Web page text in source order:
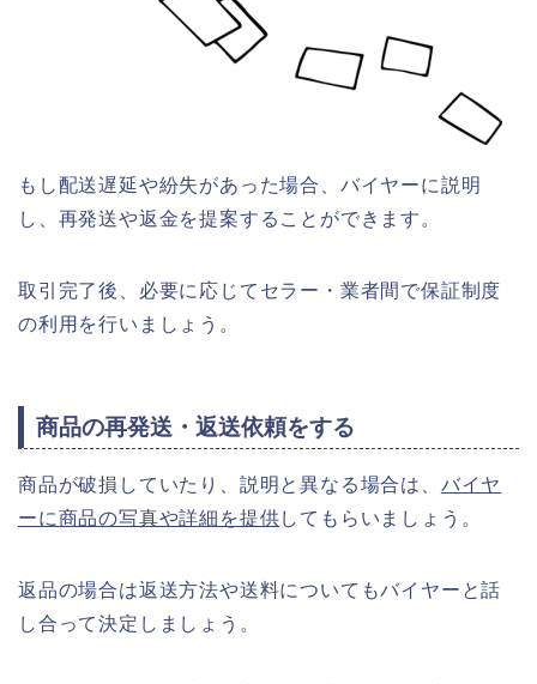
もし配送遅延や紛失があった場合、バイヤーに説明
し、再発送や返金を提案することができます。
取引完了後、必要に応じてセラー・業者間で保証制度
の利用を行いましょう。
商品の再発送・返送依頼をする
商品が破損していたり、説明と異なる場合は、 バイヤ
ーに商品の写真や詳細を提供してもらいましょう。
返品の場合は返送方法や送料についてもバイヤーと話
し合って決定しましょう。